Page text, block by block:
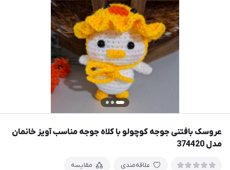
عروسک بافتنی جوجه کوچولو با کلاه جوجه مناسب آویز خانمان
مدل 374420
علاقه‌مندی مقایسه